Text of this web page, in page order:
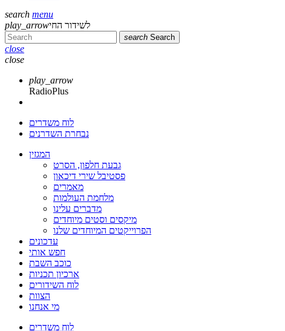
search menu
play_arrowלשידור החי
search Search
close
close
play_arrow
RadioPlus
לוח משדרים
נבחרת השדרנים
המגזין
גבעת חלפון, הסרט
פסטיבל שירי דיכאון
מאמרים
מלחמת העולמות
מדברים עלינו
מיקסים וסטים מיוחדים
הפרוייקטים המיוחדים שלנו
עדכונים
חפש אותי
כוכב השבת
ארכיון תכניות
לוח השידורים
הצוות
מי אנחנו
לוח משדרים